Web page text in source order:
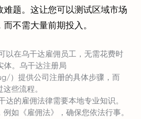
难题。这让您可以测试区域市场
不需大量前期投入。
以在乌干达雇佣员工，无需花费时
体。乌干达注册局
）提供公司注册的具体步骤，而
些流程。
达的雇佣法律需要本地专业知识。
例如《雇佣法》，确保您依法行事。